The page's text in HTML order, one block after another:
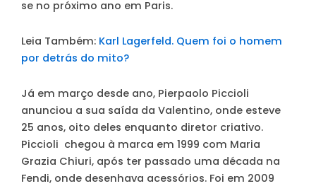
se no próximo ano em Paris.
Leia Também: Karl Lagerfeld. Quem foi o homem
por detrás do mito?
Já em março desde ano, Pierpaolo Piccioli
anunciou a sua saída da Valentino, onde esteve
25 anos, oito deles enquanto diretor criativo.
Piccioli chegou à marca em 1999 com Maria
Grazia Chiuri, após ter passado uma década na
Fendi, onde desenhava acessórios. Foi em 2009